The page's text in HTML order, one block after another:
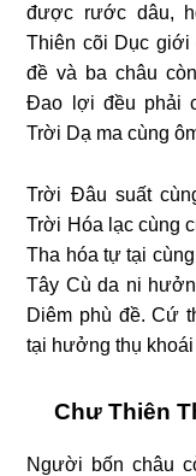
được rước dâu,
Thiên cõi Dục
đề và ba châu
Đao lợi đều phải
Trời Dạ ma cùng
Trời Đâu suất
Trời Hóa lạc cùng
Tha hóa tự tại
Tây Cù da ni
Diêm phù đề. Cứ
tại hưởng thụ
Chư Thiên
Người bốn châu